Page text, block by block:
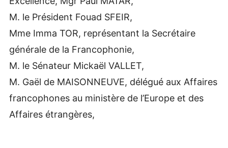
M. le Président Fouad SFEIR,
Mme Imma TOR, représentant la Secrétaire
générale de la Francophonie,
M. le Sénateur Mickaël VALLET,
M. Gaël de MAISONNEUVE, délégué aux Affaires
francophones au ministère de l’Europe et des
Affaires étrangères,